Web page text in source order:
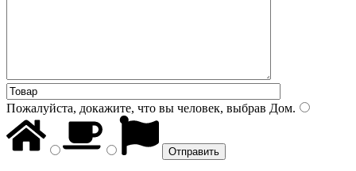
Пожалуйста, докажите, что вы человек, выбрав Дом.